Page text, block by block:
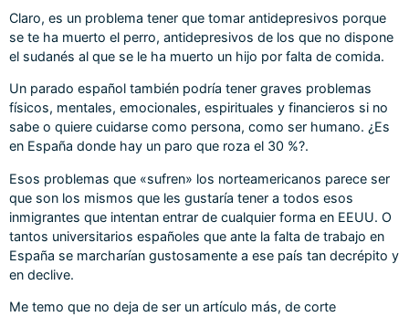
Claro, es un problema tener que tomar antidepresivos porque
se te ha muerto el perro, antidepresivos de los que no dispone
el sudanés al que se le ha muerto un hijo por falta de comida.
Un parado español también podría tener graves problemas
físicos, mentales, emocionales, espirituales y financieros si no
sabe o quiere cuidarse como persona, como ser humano. ¿Es
en España donde hay un paro que roza el 30 %?.
Esos problemas que «sufren» los norteamericanos parece ser
que son los mismos que les gustaría tener a todos esos
inmigrantes que intentan entrar de cualquier forma en EEUU. O
tantos universitarios españoles que ante la falta de trabajo en
España se marcharían gustosamente a ese país tan decrépito y
en declive.
Me temo que no deja de ser un artículo más, de corte